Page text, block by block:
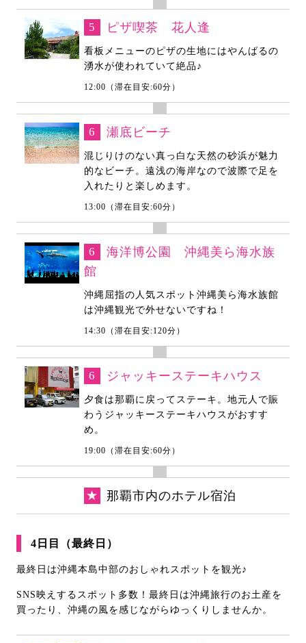
5 ピザ喫茶 花人逢
看板メニューのピザの生地にはやんばるの
湧水が使われていて絶品♪
12:00（滞在目安:60分）
6 瀬底ビーチ
混じりけのない真っ白な天然の砂浜が魅力
的なビーチ。遠浅の海岸なので波際で足を
入れたりと楽しめます。
13:00（滞在目安:60分）
6
海洋博公園 沖縄美ら海水族
館
沖縄屈指の人気スポット沖縄美ら海水族館
は沖縄観光で外せないですね！
14:30（滞在目安:120分）
6 ジャッキーステーキハウス
夕食は那覇に戻ってステーキ。地元人で賑
わうジャッキーステーキハウスがおすす
め。
19:00（滞在目安:60分）
★ 那覇市内のホテル宿泊
4日目（最終日）
最終日は沖縄本島中部のおしゃれスポットを観光♪
SNS映えするスポット多数！最終日は沖縄旅行のお土産を
買ったり、沖縄の風を感じながらゆっくりしませんか。